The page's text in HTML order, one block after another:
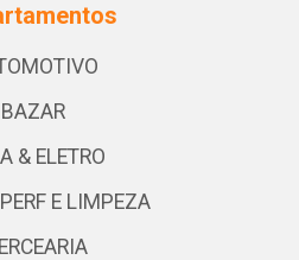
BAZAR
& ELETRO
E LIMPEZA